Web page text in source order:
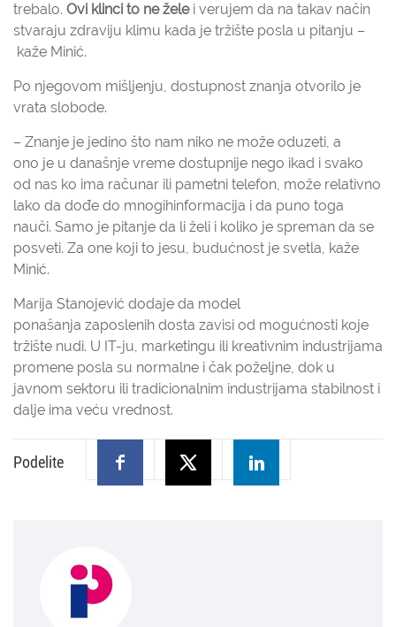
trebalo. Ovi klinci to ne želei verujem da na takav način
stvaraju zdraviju klimu kada je tržište posla u pitanju –
kaže Minić.
Po njegovom mišljenju, dostupnost znanja otvorilo je
vrata slobode.
– Znanje je jedino što nam niko ne može oduzeti, a
ono je u današnje vreme dostupnije nego ikad i svako
od nas ko ima računar ili pametni telefon, može relativno
lako da dođe do mnogihinformacija i da puno toga
nauči. Samo je pitanje da li želi i koliko je spreman da se
posveti. Za one koji to jesu, budućnost je svetla, kaže
Minić.
Marija Stanojević dodaje da model
ponašanja zaposlenih dosta zavisi od mogućnosti koje
tržište nudi. U IT-ju, marketingu ili kreativnim industrijama
promene posla su normalne i čak poželjne, dok u
javnom sektoru ili tradicionalnim industrijama stabilnost i
dalje ima veću vrednost.
Podelite